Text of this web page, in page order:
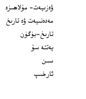
ۋەزىيەت- مۇلاھىزە
مەدەنىيەت ۋە تارىخ
تارىخ-بۈگۈن
يەتتە سۇ
سىن
ئارخىپ